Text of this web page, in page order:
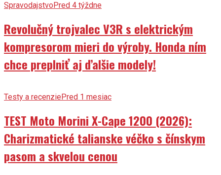
SpravodajstvoPred 4 týždne
Revolučný trojvalec V3R s elektrickým
kompresorom mieri do výroby. Honda ním
chce preplniť aj ďalšie modely!
Testy a recenziePred 1 mesiac
TEST Moto Morini X-Cape 1200 (2026):
Charizmatické talianske véčko s čínskym
pasom a skvelou cenou